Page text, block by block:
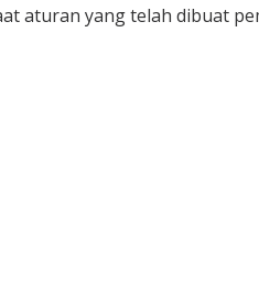
aturan yang telah dibuat